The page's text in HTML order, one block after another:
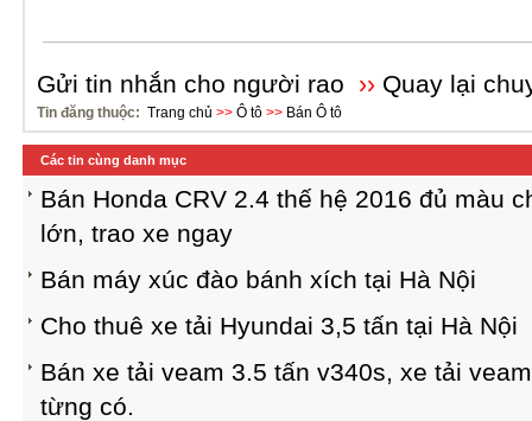
Gửi tin nhắn cho người rao ›› Quay lại
Tin đăng thuộc: Trang chủ >> Ô tô >> Bán Ô tô
Các tin cùng danh mục
Bán Honda CRV 2.4 thế hệ 2016 đủ màu
lớn, trao xe ngay
Bán máy xúc đào bánh xích tại Hà Nội
Cho thuê xe tải Hyundai 3,5 tấn tại Hà Nội
Bán xe tải veam 3.5 tấn v340s, xe tải
từng có.